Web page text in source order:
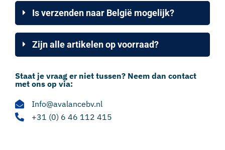
Is verzenden naar België mogelijk?
Zijn alle artikelen op voorraad?
Staat je vraag er niet tussen? Neem dan contact
met ons op via:
Info@avalancebv.nl
+31 (0) 6 46 112 415